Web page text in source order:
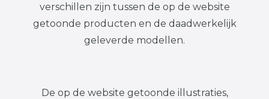
verschillen zijn tussen de op de website
getoonde producten en de daadwerkelijk
geleverde modellen.
De op de website getoonde illustraties,